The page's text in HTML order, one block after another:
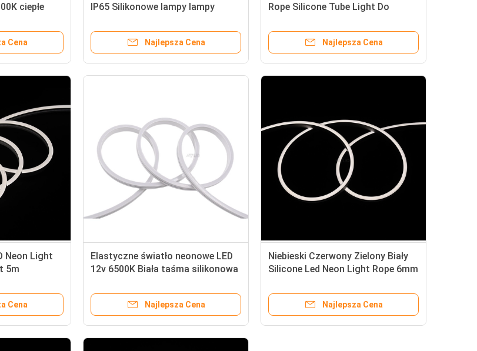
ciepłe
Cena
IP65 Silikonowe lampy lampy
neonowych
Najlepsza Cena
Rope Silicone Tube Light Do
Najlepsza Cena
Neon Light
5m
Cena
Elastyczne światło neonowe LED
12v 6500K Biała taśma silikonowa
Najlepsza Cena
Niebieski Czerwony Zielony Biały
Silicone Led Neon Light Rope 6mm
Neonów
Najlepsza Cena